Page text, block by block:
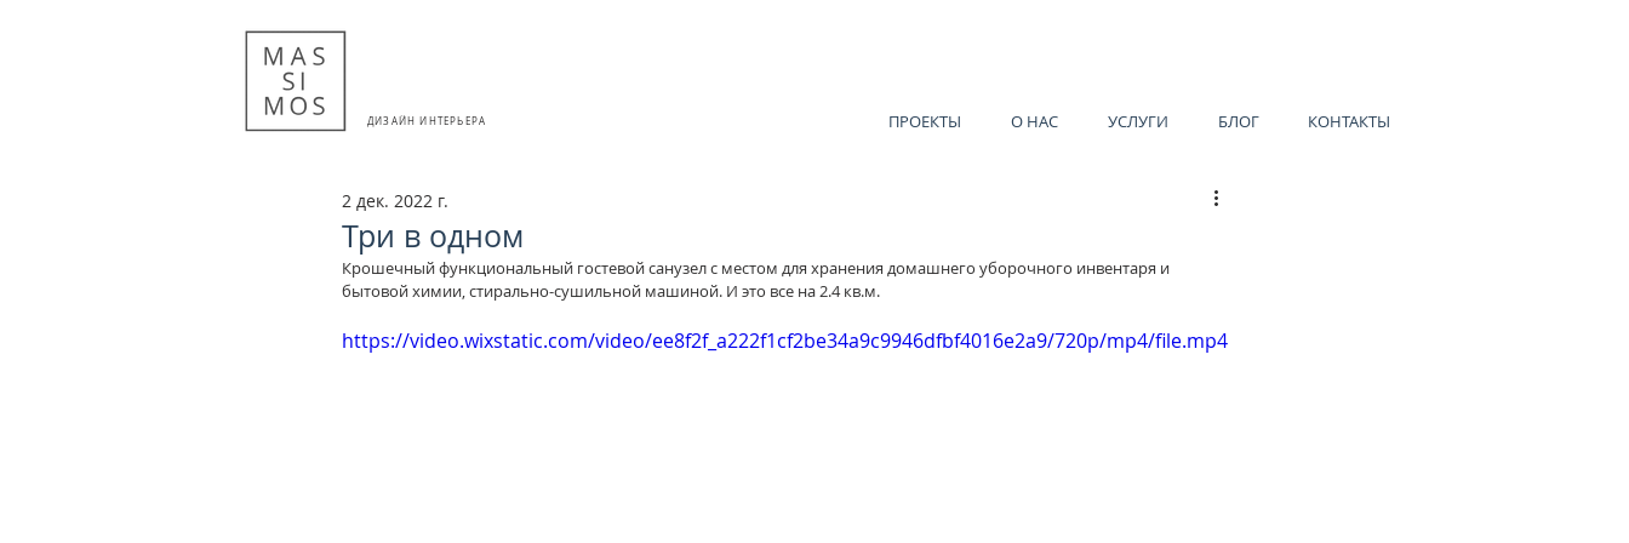
ДИЗАЙН ИНТЕРЬЕРА ПРОЕКТЫ О НАС УСЛУГИ БЛОГ КОНТАКТЫ
Три в одном
2 дек. 2022 г.
Крошечный функциональный гостевой санузел с местом для хранения домашнего уборочного инвентаря и
бытовой химии, стирально-сушильной машиной. И это все на 2.4 кв.м.
https://video.wixstatic.com/video/ee8f2f_a222f1cf2be34a9c9946dfbf4016e2a9/720p/mp4/file.mp4